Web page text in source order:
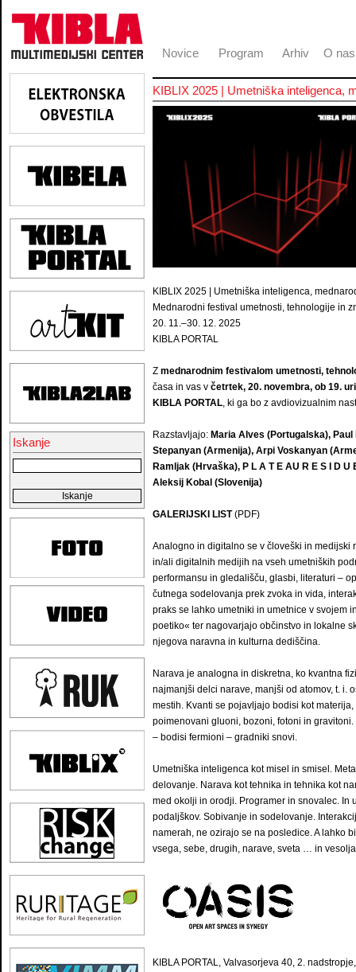
Novice Program Arhiv O nas
Iskanje
KIBLIX 2025 | Umetniška inteligenca,
KIBLIX 2025 | Umetniška inteligenca,
Mednarodni festival umetnosti, tehnologije in
20. 11.–30. 12. 2025
KIBLA PORTAL
Z mednarodnim festivalom umetnosti,
časa in vas v četrtek, 20. novembra, ob 19. uri
KIBLA PORTAL, ki ga bo z avdiovizualnim
Razstavljajo: Maria Alves (Portugalska),
Stepanyan (Armenija), Arpi Voskanyan
Ramljak (Hrvaška), P L A T E AU R E S I D
Aleksij Kobal (Slovenija)
GALERIJSKI LIST(PDF)
Analogno in digitalno se v človeški in medijski
in/ali digitalnih medijih na vseh umetniških
performansu in gledališču, glasbi, literaturi –
čutnega sodelovanja prek zvoka in vida,
praks se lahko umetniki in umetnice v svojem
poetiko« ter nagovarjajo občinstvo in lokalne
njegova naravna in kulturna dediščina.
Narava je analogna in diskretna, ko kvantna
najmanjši delci narave, manjši od atomov, t. i.
mestih. Kvanti se pojavljajo bodisi kot
poimenovani gluoni, bozoni, fotoni in
– bodisi fermioni – gradniki snovi.
Umetniška inteligenca kot misel in smisel.
delovanje. Narava kot tehnika in tehnika kot
med okolji in orodji. Programer in snovalec.
podaljškov. Sobivanje in sodelovanje.
namerah, ne ozirajo se na posledice. A lahko
vsega, sebe, drugih, narave, sveta … in
KIBLA PORTAL, Valvasorjeva 40, 2.